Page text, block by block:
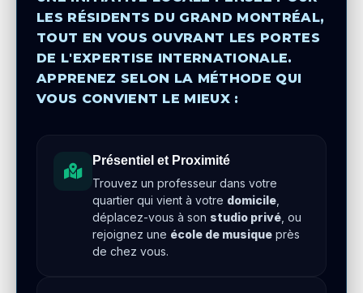
LES RÉSIDENTS DU GRAND MONTRÉAL,
TOUT EN VOUS OUVRANT LES PORTES
DE L'EXPERTISE INTERNATIONALE.
APPRENEZ SELON LA MÉTHODE QUI
VOUS CONVIENT LE MIEUX :
Présentiel et Proximité
Trouvez un professeur dans votre
quartier qui vient à votre domicile
déplacez-vous à son studio privé , ou
rejoignez une école de musique près
de chez vous.